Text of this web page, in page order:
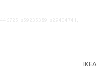
IKEA